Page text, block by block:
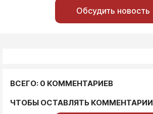
Обсудить новость
ВСЕГО: 0 КОММЕНТАРИЕВ
ЧТОБЫ ОСТАВЛЯТЬ КОММЕНТАРИИ